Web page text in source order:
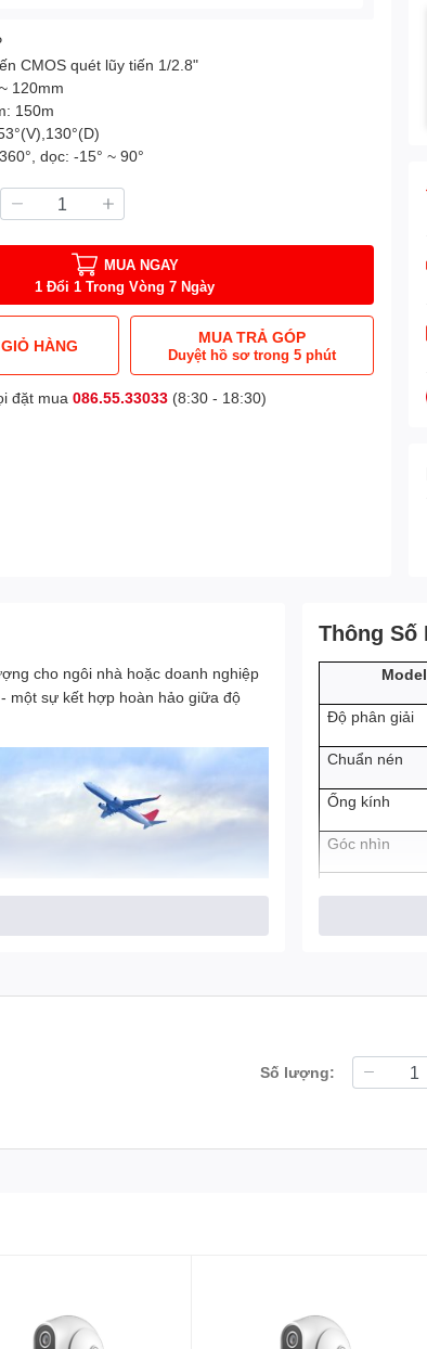
CMOS quét lũy tiến 1/2.8"
120mm
150m
dọc: -15° ~ 90°
MUA NGAY
1 Đổi 1 Trong Vòng 7 Ngày
HÀNG MUA TRẢ GÓP
Duyệt hồ sơ trong 5 phút
đặt mua 086.55.33033(8:30 - 18:30)
cho ngôi nhà hoặc doanh nghiệp
- một sự kết hợp hoàn hảo giữa độ
nhạy sáng cực thấp
Thông Số
Model
Độ phân giải
Chuẩn nén
Ống kính
Góc nhìn
Lưu trữ
Tính năng
Số lượng: